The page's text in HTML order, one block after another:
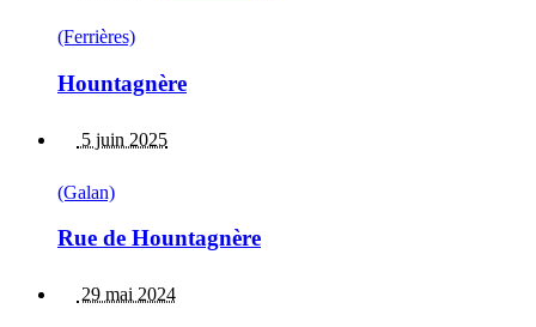
(Ferrières)
Hountagnère
5 juin 2025
(Galan)
Rue de Hountagnère
29 mai 2024